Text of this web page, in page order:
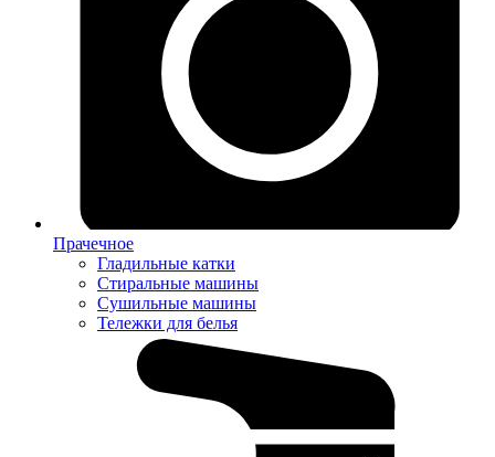
Прачечное
Гладильные катки
Стиральные машины
Сушильные машины
Тележки для белья